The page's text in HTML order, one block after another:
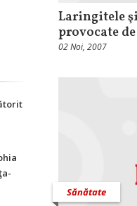
Laringitele
provocate
02 Noi, 2007
Sănătate